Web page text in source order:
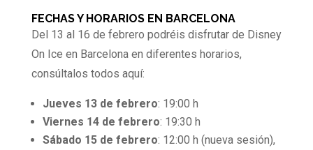
FECHAS Y HORARIOS EN BARCELONA
Del 13 al 16 de febrero podréis disfrutar de Disney
On Ice en Barcelona en diferentes horarios,
consúltalos todos aquí:
Jueves 13 de febrero: 19:00 h
Viernes 14 de febrero: 19:30 h
Sábado 15 de febrero: 12:00 h (nueva sesión),